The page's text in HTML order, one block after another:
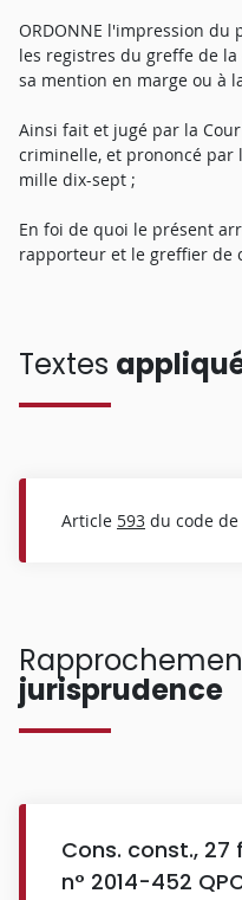
ORDONNE l'impression
les registres du greffe de
sa mention en marge ou à
Ainsi fait et jugé par la
criminelle, et prononcé par
mille dix-sept ;
En foi de quoi le présent
rapporteur et le greffier de
Textes
Article 593 du code
jurisprudence
Cons. const., 27
n° 2014-452